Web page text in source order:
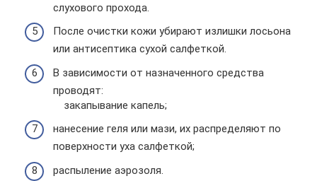
слухового прохода.
После очистки кожи убирают излишки лосьона
или антисептика сухой салфеткой.
В зависимости от назначенного средства
проводят:
закапывание капель;
нанесение геля или мази, их распределяют по
поверхности уха салфеткой;
распыление аэрозоля.